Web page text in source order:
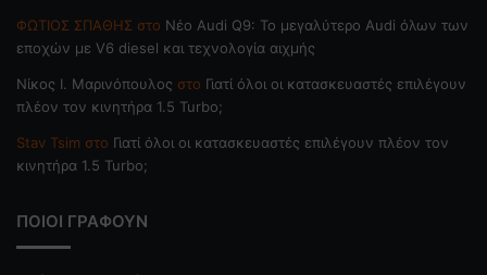
ΦΩΤΙΟΣ ΣΠΑΘΗΣ στο Νέο Audi Q9: Το μεγαλύτερο Audi όλων των
εποχών με V6 diesel και τεχνολογία αιχμής
Nίκος Ι. Mαρινόπουλος στο Γιατί όλοι οι κατασκευαστές επιλέγουν
πλέον τον κινητήρα 1.5 Turbo;
Stav Tsim στο Γιατί όλοι οι κατασκευαστές επιλέγουν πλέον τον
κινητήρα 1.5 Turbo;
ΠΟΙΟΙ ΓΡΑΦΟΥΝ